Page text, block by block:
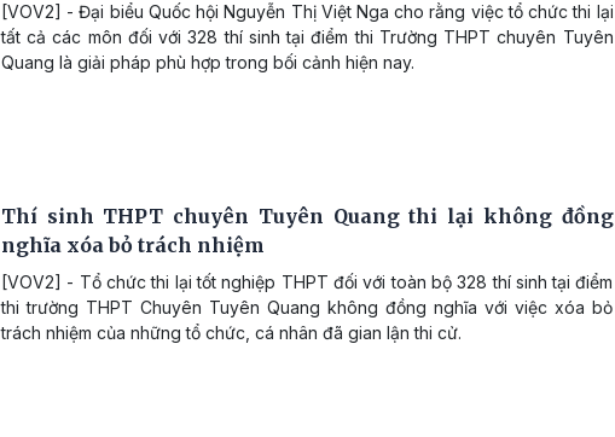
[VOV2] - Đại biểu Quốc hội Nguyễn Thị Việt Nga cho rằng việc tổ chức thi lại
tất cả các môn đối với 328 thí sinh tại điểm thi Trường THPT chuyên Tuyên
Quang là giải pháp phù hợp trong bối cảnh hiện nay.
Thí sinh THPT chuyên Tuyên Quang thi lại không đồng
nghĩa xóa bỏ trách nhiệm
[VOV2] - Tổ chức thi lại tốt nghiệp THPT đối với toàn bộ 328 thí sinh tại điểm
thi trường THPT Chuyên Tuyên Quang không đồng nghĩa với việc xóa bỏ
trách nhiệm của những tổ chức, cá nhân đã gian lận thi cử.